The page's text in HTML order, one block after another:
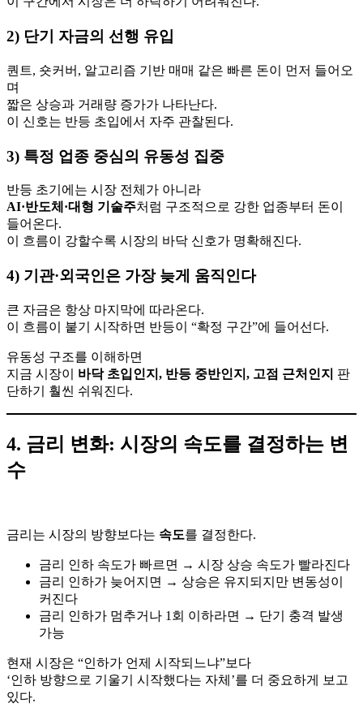
2) 단기 자금의 선행 유입
퀀트, 숏커버, 알고리즘 기반 매매 같은 빠른 돈이 먼저 들어오
며
짧은 상승과 거래량 증가가 나타난다.
이 신호는 반등 초입에서 자주 관찰된다.
3) 특정 업종 중심의 유동성 집중
반등 초기에는 시장 전체가 아니라
AI·반도체·대형 기술주처럼 구조적으로 강한 업종부터 돈이
들어온다.
이 흐름이 강할수록 시장의 바닥 신호가 명확해진다.
4) 기관·외국인은 가장 늦게 움직인다
큰 자금은 항상 마지막에 따라온다.
이 흐름이 붙기 시작하면 반등이 “확정 구간”에 들어선다.
유동성 구조를 이해하면
지금 시장이 바닥 초입인지, 반등 중반인지, 고점 근처인지 판
단하기 훨씬 쉬워진다.
4. 금리 변화: 시장의 속도를 결정하는 변
수
금리는 시장의 방향보다는 속도를 결정한다.
금리 인하 속도가 빠르면 → 시장 상승 속도가 빨라진다
금리 인하가 늦어지면 → 상승은 유지되지만 변동성이
커진다
금리 인하가 멈추거나 1회 이하라면 → 단기 충격 발생
가능
현재 시장은 “인하가 언제 시작되느냐”보다
‘인하 방향으로 기울기 시작했다는 자체’를 더 중요하게 보고
있다.